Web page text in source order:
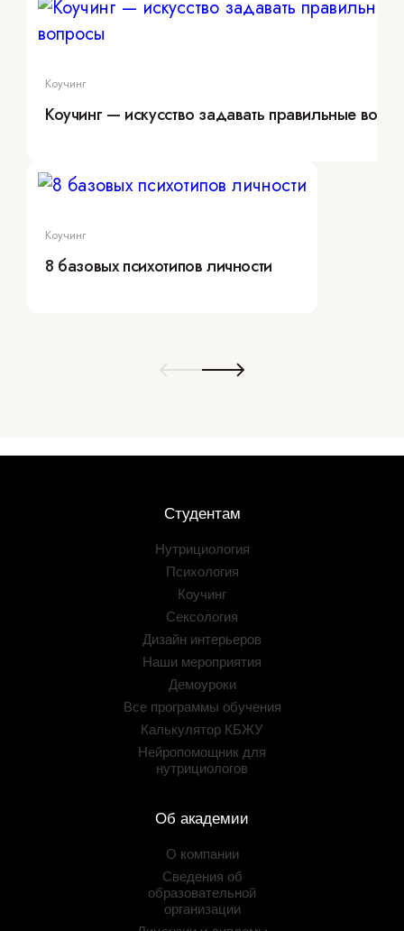
Коучинг
Коучинг — искусство задавать правильные
Коучинг
8 базовых психотипов личности
Студентам
Нутрициология
Психология
Коучинг
Сексология
Дизайн интерьеров
Наши мероприятия
Демоуроки
Все программы обучения
Калькулятор КБЖУ
Нейропомощник для
нутрициологов
Об академии
О компании
Сведения об
образовательной
организации